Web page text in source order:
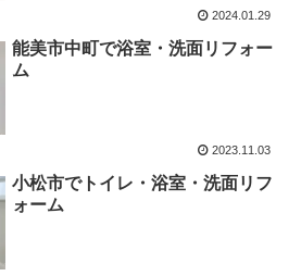
2024.01.29
能美市中町で浴室・洗面リフォー
ム
2023.11.03
小松市でトイレ・浴室・洗面リフ
ォーム